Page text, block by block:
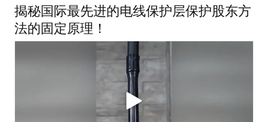
揭秘国际最先进的电线保护层保护股东方
法的固定原理！